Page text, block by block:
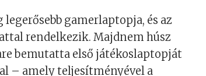
gamerlaptopja, és az
rendelkezik. Majdnem húsz
bemutatta első játékoslaptopját
– amely teljesítményével a